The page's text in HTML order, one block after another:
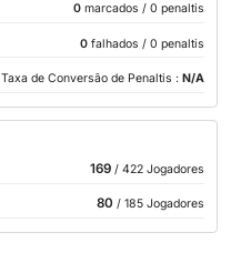
0 marcados / 0 penaltis
0 falhados / 0 penaltis
Taxa de Conversão de Penaltis : N/A
169/ 422 Jogadores
80 / 185 Jogadores